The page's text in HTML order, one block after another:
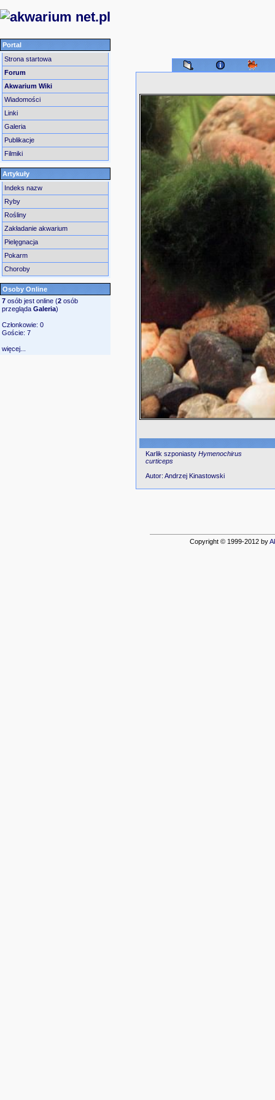
Portal
Strona startowa
Forum
Akwarium Wiki
Wiadomości
Linki
Galeria
Publikacje
Filmiki
Artykuły
Indeks nazw
Ryby
Rośliny
Zakładanie akwarium
Pielęgnacja
Pokarm
Choroby
Osoby Online
7 osób jest online (2 osób
przegląda Galeria)
Członkowie: 0
Goście: 7
więcej...
Karlik szponiasty Hymenochirus
curticeps
Autor: Andrzej Kinastowski
Copyright © 1999-2012 by